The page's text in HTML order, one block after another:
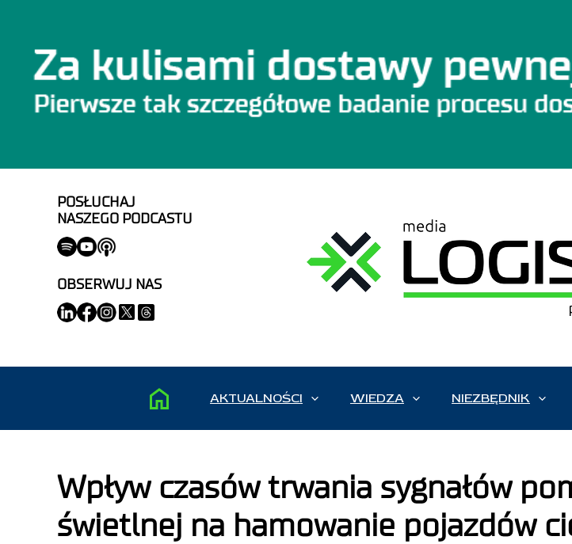
POSŁUCHAJ
NASZEGO PODCASTU
OBSERWUJ NAS
AKTUALNOŚCI WIEDZA NIEZBĘDNIK
Wpływ czasów trwania sygnałów
świetlnej na hamowanie pojazdów